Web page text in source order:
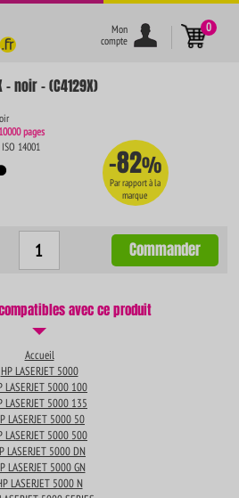
Mon
compte
0
noir - (C4129X)
10000 pages
14001
-82%
Par rapport à la
marque
Commander
avec ce produit
Accueil
HP LASERJET 5000
LASERJET 5000 100
LASERJET 5000 135
LASERJET 5000 50
LASERJET 5000 500
LASERJET 5000 DN
LASERJET 5000 GN
LASERJET 5000 N